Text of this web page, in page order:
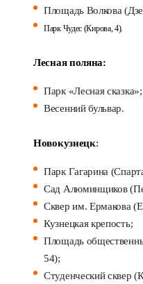
Площадь Волкова
Парк Чудес (Кирова, 4).
Лесная поляна:
Парк «Лесная сказка»;
Весенний бульвар.
Новокузнецк:
Парк Гагарина
Сад Алюминщиков
Сквер им. Ермакова
Кузнецкая крепость;
Площадь
54);
Студенческий сквер